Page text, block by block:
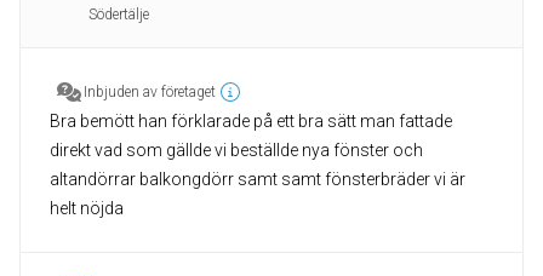
Södertälje
Inbjuden av företaget
Bra bemött han förklarade på ett bra sätt man fattade
direkt vad som gällde vi beställde nya fönster och
altandörrar balkongdörr samt samt fönsterbräder vi är
helt nöjda